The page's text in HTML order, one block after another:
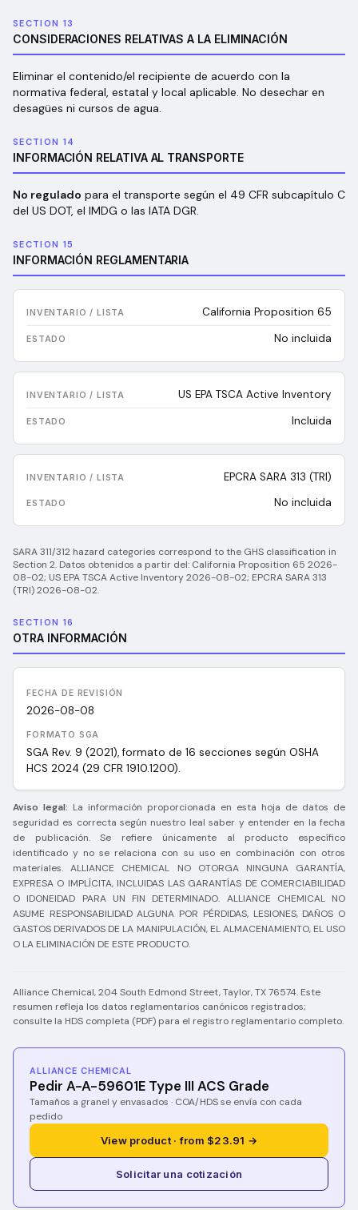
SECTION 13
CONSIDERACIONES RELATIVAS A LA ELIMINACIÓN
Eliminar el contenido/el recipiente de acuerdo con la
normativa federal, estatal y local aplicable. No desechar en
desagües ni cursos de agua.
SECTION 14
INFORMACIÓN RELATIVA AL TRANSPORTE
No regulado para el transporte según el 49 CFR subcapítulo C
del US DOT, el IMDG o las IATA DGR.
SECTION 15
INFORMACIÓN REGLAMENTARIA
California Proposition 65
No incluida
US EPA TSCA Active Inventory
Incluida
EPCRA SARA 313 (TRI)
No incluida
SARA 311/312 hazard categories correspond to the GHS classification in
Section 2. Datos obtenidos a partir del: California Proposition 65 2026-
08-02; US EPA TSCA Active Inventory 2026-08-02; EPCRA SARA 313
(TRI) 2026-08-02.
SECTION 16
OTRA INFORMACIÓN
FECHA DE REVISIÓN
2026-08-08
FORMATO SGA
SGA Rev. 9 (2021), formato de 16 secciones según OSHA
HCS 2024 (29 CFR 1910.1200).
Aviso legal: La información proporcionada en esta hoja de datos de
seguridad es correcta según nuestro leal saber y entender en la fecha
de publicación. Se refiere únicamente al producto específico
identificado y no se relaciona con su uso en combinación con otros
materiales. ALLIANCE CHEMICAL NO OTORGA NINGUNA GARANTÍA,
EXPRESA O IMPLÍCITA, INCLUIDAS LAS GARANTÍAS DE COMERCIABILIDAD
O IDONEIDAD PARA UN FIN DETERMINADO. ALLIANCE CHEMICAL NO
ASUME RESPONSABILIDAD ALGUNA POR PÉRDIDAS, LESIONES, DAÑOS O
GASTOS DERIVADOS DE LA MANIPULACIÓN, EL ALMACENAMIENTO, EL USO
O LA ELIMINACIÓN DE ESTE PRODUCTO.
Alliance Chemical, 204 South Edmond Street, Taylor, TX 76574. Este
resumen refleja los datos reglamentarios canónicos registrados;
consulte la HDS completa (PDF) para el registro reglamentario completo.
ALLIANCE CHEMICAL
Pedir A-A-59601E Type III ACS Grade
Tamaños a granel y envasados · COA/HDS se envía con cada
pedido
View product · from $23.91 →
Solicitar una cotización